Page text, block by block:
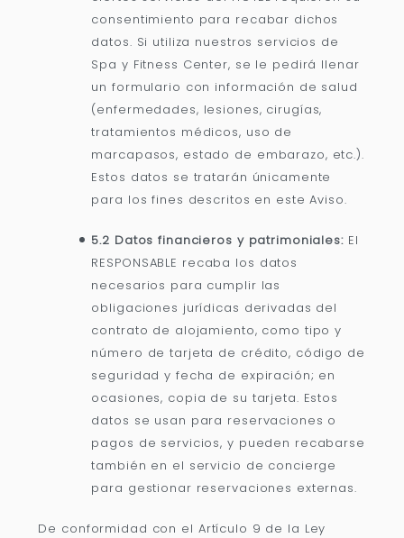
consentimiento para recabar dichos
datos. Si utiliza nuestros servicios de
Spa y Fitness Center, se le pedirá llenar
un formulario con información de salud
(enfermedades, lesiones, cirugías,
tratamientos médicos, uso de
marcapasos, estado de embarazo, etc.).
Estos datos se tratarán únicamente
para los fines descritos en este Aviso.
5.2 Datos financieros y patrimoniales:El
RESPONSABLE recaba los datos
necesarios para cumplir las
obligaciones jurídicas derivadas del
contrato de alojamiento, como tipo y
número de tarjeta de crédito, código de
seguridad y fecha de expiración; en
ocasiones, copia de su tarjeta. Estos
datos se usan para reservaciones o
pagos de servicios, y pueden recabarse
también en el servicio de concierge
para gestionar reservaciones externas.
De conformidad con el Artículo 9 de la Ley